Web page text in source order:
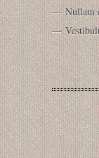
Nullam